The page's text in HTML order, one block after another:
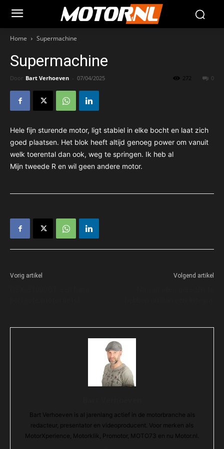
Home Supermachine
Supermachine
Door Bart Verhoeven - 07/04/2025 0
272
Hele fijn sturende motor, ligt stabiel in elke bocht en laat zich
goed plaatsen. Het blok heeft altijd genoeg power om vanuit
welk toerental dan ook, weg te springen. Ik heb al
Mijn tweede R en wil geen andere motor.
Vorig artikel Volgend artikel
Bart Verhoeven is al jarenlang actief in de motorbranche als
redacteur, presentator en videoproducent. Voor merken als
MotorXperience, Motorklik, Promotor, MOTO73 en nu Motor.nl.